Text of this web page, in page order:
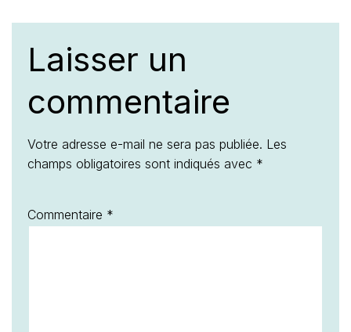
Laisser un
commentaire
Votre adresse e-mail ne sera pas publiée. Les
champs obligatoires sont indiqués avec *
Commentaire *